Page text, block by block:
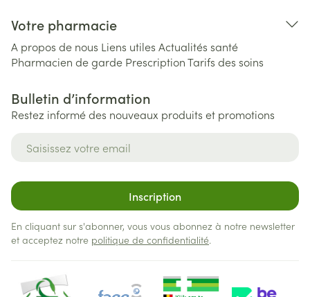
Votre pharmacie
A propos de nous Liens utiles Actualités santé
Pharmacien de garde PrescriptionTarifs des soins
Bulletin d’information
Restez informé des nouveaux produits et promotions
Inscription
En cliquant sur s'abonner, vous vous abonnez à notre newsletter
et acceptez notre politique de confidentialité.